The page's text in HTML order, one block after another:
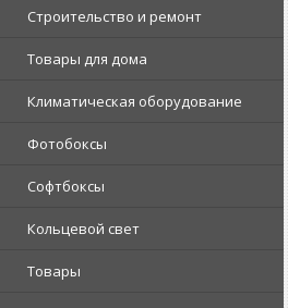
Строительство и ремонт
Товары для дома
Климатическая оборудование
Фотобоксы
Софтбоксы
Кольцевой свет
Товары